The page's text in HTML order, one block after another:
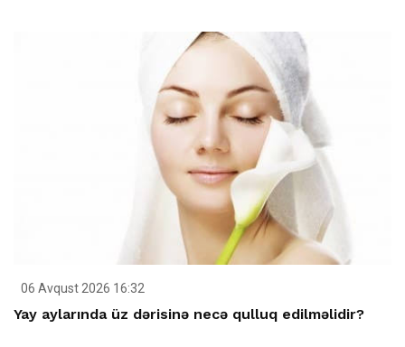
06 Avqust 2026 16:32
Yay aylarında üz dərisinə necə qulluq edilməlidir?